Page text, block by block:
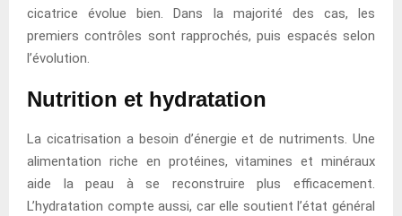
cicatrice évolue bien. Dans la majorité des cas, les
premiers contrôles sont rapprochés, puis espacés selon
l’évolution.
Nutrition et hydratation
La cicatrisation a besoin d’énergie et de nutriments. Une
alimentation riche en protéines, vitamines et minéraux
aide la peau à se reconstruire plus efficacement.
L’hydratation compte aussi, car elle soutient l’état général